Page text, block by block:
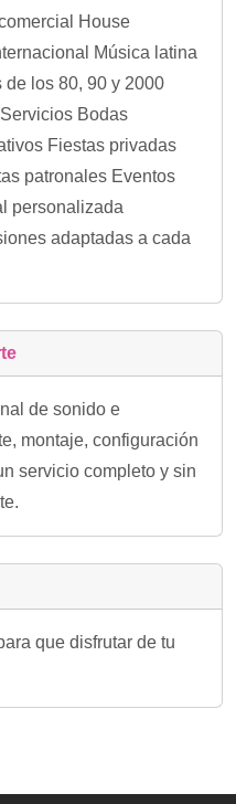
House
Música latina
los 80, 90 y 2000
Bodas
Fiestas privadas
patronales Eventos
personalizada
adaptadas a cada
de sonido e
montaje, configuración
servicio completo y sin
que disfrutar de tu